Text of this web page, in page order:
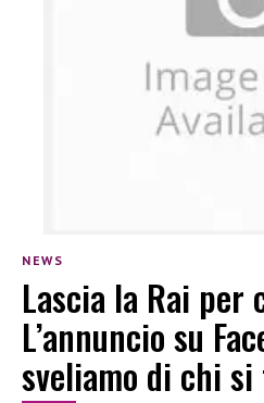
NEWS
Lascia la Rai per
L’annuncio su
sveliamo di chi